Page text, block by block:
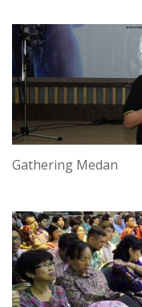
Gathering Medan